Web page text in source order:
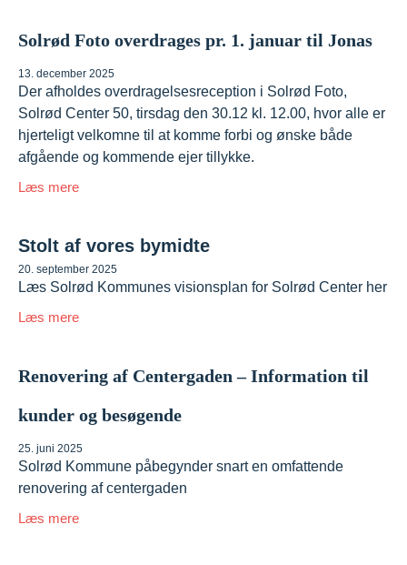
Solrød Foto overdrages pr. 1. januar til Jonas
13. december 2025
Der afholdes overdragelsesreception i Solrød Foto,
Solrød Center 50, tirsdag den 30.12 kl. 12.00, hvor alle er
hjerteligt velkomne til at komme forbi og ønske både
afgående og kommende ejer tillykke.
Læs mere
Stolt af vores bymidte
20. september 2025
Læs Solrød Kommunes visionsplan for Solrød Center her
Læs mere
Renovering af Centergaden – Information til
kunder og besøgende
25. juni 2025
Solrød Kommune påbegynder snart en omfattende
renovering af centergaden
Læs mere